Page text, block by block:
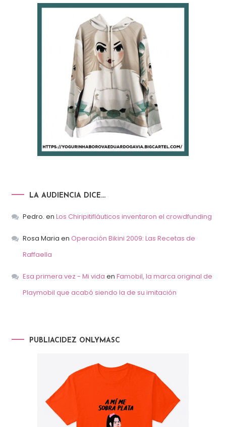
LA AUDIENCIA DICE…
Pedro. en Los Chiripitifláuticos inventaron el crowdfunding
Rosa Maria en Operación Bikini 2009: Las Recetas de
Raffaella
Esa primera vez - Mi vida en Famobil, la marca original de
Playmobil que acabó siendo la de su imitación
PUBLIACIDEZ ONLYMASC